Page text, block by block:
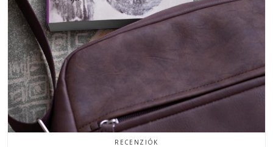
RECENZIÓK